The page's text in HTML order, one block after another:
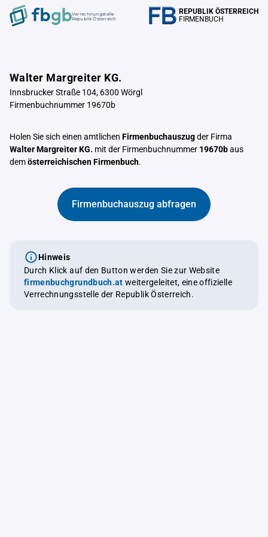
Verrechnungstelle
Republik Österreich
REPUBLIK ÖSTERREICH
FIRMENBUCH
Walter Margreiter KG.
Innsbrucker Straße 104, 6300 Wörgl
Firmenbuchnummer 19670b
Holen Sie sich einen amtlichen Firmenbuchauszugder Firma
Walter Margreiter KG. mit der Firmenbuchnummer 19670baus
demösterreichischen Firmenbuch.
Firmenbuchauszug abfragen
Hinweis
Durch Klick auf den Button werden Sie zur Website
firmenbuchgrundbuch.at weitergeleitet, eine offizielle
Verrechnungsstelle der Republik Österreich.